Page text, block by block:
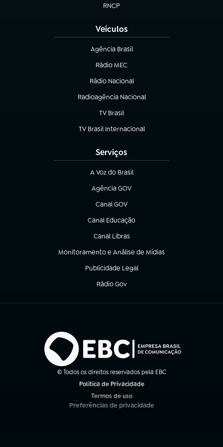
RNCP
(abre em nova aba)
Veículos
Agência Brasil
(abre em nova aba)
Rádio MEC
(abre em nova aba)
Rádio Nacional
Radioagência Nacional
(abre em nova aba)
TV Brasil
(abre em nova aba)
TV Brasil Internacional
(abre em nova aba)
Serviços
A Voz do Brasil
(abre em nova aba)
Agência GOV
(abre em nova aba)
Canal GOV
(abre em nova aba)
Canal Educação
(abre em nova aba)
Canal Libras
(abre em nova aba)
Monitoramento e Análise de Mídias
(abre em nova aba)
Publicidade Legal
(abre em nova aba)
Rádio Gov
(abre em nova aba)
© Todos os direitos reservados pela EBC
Política de Privacidade
Termos de uso
(abre em nova aba)
Preferências de privacidade